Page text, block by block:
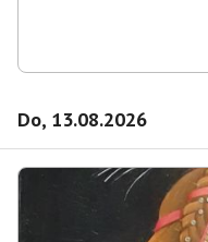
Do, 13.08.2026